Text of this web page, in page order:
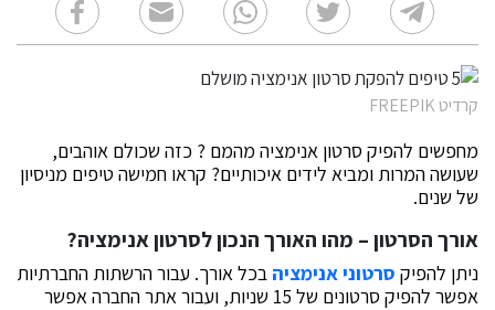
קרדיט FREEPIK
מחפשים להפיק סרטון אנימציה מהמם ? כזה שכולם אוהבים,
שעושה המרות ומביא לידים איכותיים? קראו חמישה טיפים מניסיון
של שנים.
אורך הסרטון – מהו האורך הנכון לסרטון אנימציה?
ניתן להפיק סרטוני אנימציה בכל אורך. עבור הרשתות החברתיות
אפשר להפיק סרטונים של 15 שניות, ועבור אתר החברה אפשר